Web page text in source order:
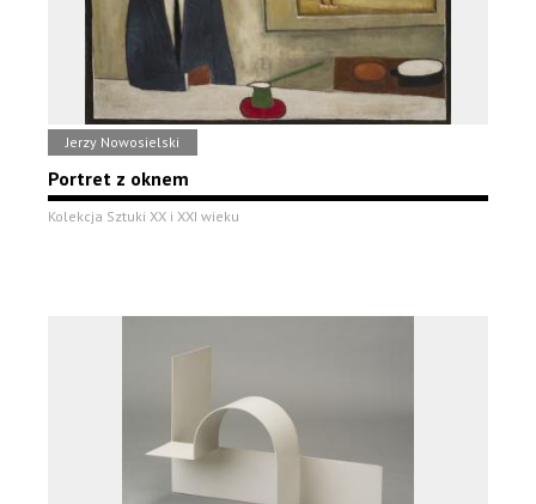
Jerzy Nowosielski
Portret z oknem
Kolekcja Sztuki XX i XXI wieku